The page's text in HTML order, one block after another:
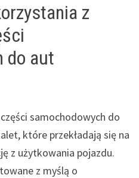
z
do aut
samochodowych do
które przekładają się na
z użytkowania pojazdu.
z myślą o